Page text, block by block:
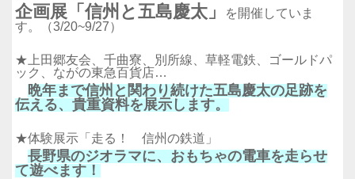
企画展「信州と五島慶太」
を開催していま
す。（3/20~9/27）
★上田郷友会、千曲寮、別所線、草軽電鉄、ゴールドパ
ック、ながの東急百貨店…
晩年まで信州と関わり続けた五島慶太の足跡を
伝える、貴重資料を展示します。
★体験展示「走る！ 信州の鉄道」
長野県のジオラマに、おもちゃの電車を走らせ
て遊べます！